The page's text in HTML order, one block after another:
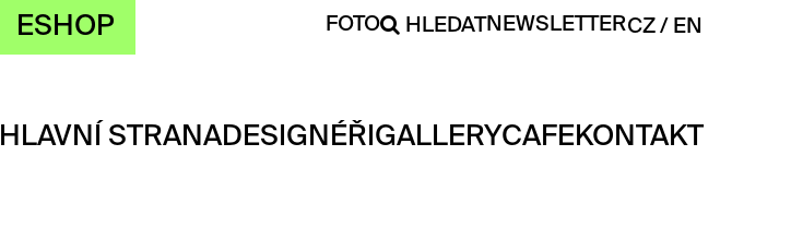
ESHOP FOTO HLEDATNEWSLETTERCZ EN
HLAVNÍ STRANADESIGNÉŘIGALLERYCAFEKONTAKT